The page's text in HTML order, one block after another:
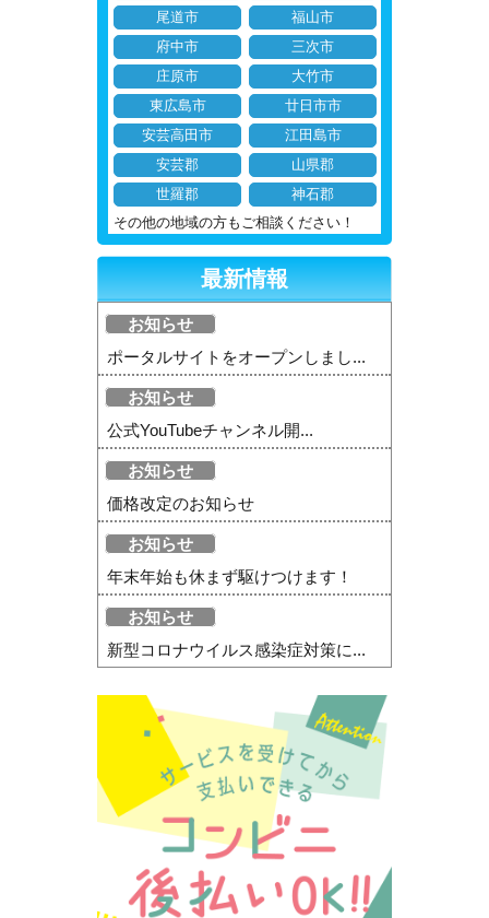
尾道市
福山市
府中市
三次市
庄原市
大竹市
東広島市
廿日市市
安芸高田市
江田島市
安芸郡
山県郡
世羅郡
神石郡
その他の地域の方もご相談ください！
最新情報
お知らせ
ポータルサイトをオープンしまし...
お知らせ
公式YouTubeチャンネル開...
お知らせ
価格改定のお知らせ
お知らせ
年末年始も休まず駆けつけます！
お知らせ
新型コロナウイルス感染症対策に...